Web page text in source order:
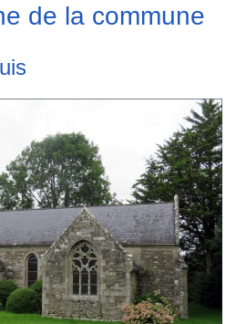
de la commune